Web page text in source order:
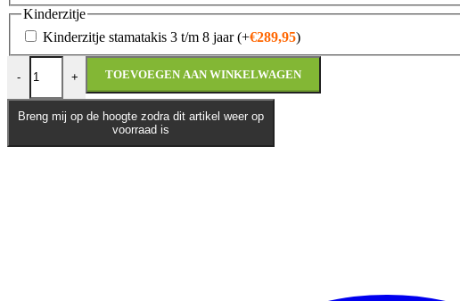
Kinderzitje
Kinderzitje stamatakis 3 t/m 8 jaar(+€289,95)
-
Yadea G5 aantal
+ TOEVOEGEN AAN WINKELWAGEN
Breng mij op de hoogte zodra dit artikel weer op
voorraad is